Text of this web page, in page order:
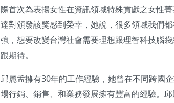
際首次為表揚女性在資訊領域特殊貢獻之女性
達對頒發該獎感到榮幸，她說，很多領域我們
強，想要改變台灣社會需要理想跟理智科技腦
跟期待。
邱麗孟擁有30年的工作經驗，她曾在不同跨國
場行銷、銷售、和業務發展擁有豐富的經驗。